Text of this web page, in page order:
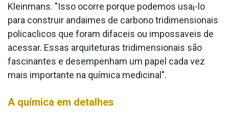
Kleinmans. "Isso ocorre porque podemos usa¡-lo
para construir andaimes de carbono tridimensionais
polica­clicos que foram difa­ceis ou impossa­veis de
acessar. Essas arquiteturas tridimensionais são
fascinantes e desempenham um papel cada vez
mais importante na química medicinal".
A química em detalhes